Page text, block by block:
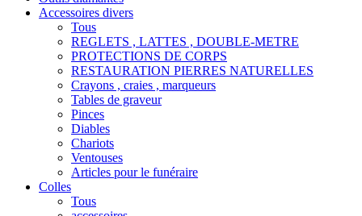
Accessoires divers
Tous
REGLETS , LATTES , DOUBLE-METRE
PROTECTIONS DE CORPS
RESTAURATION PIERRES NATURELLES
Crayons , craies , marqueurs
Tables de graveur
Pinces
Diables
Chariots
Ventouses
Articles pour le funéraire
Colles
Tous